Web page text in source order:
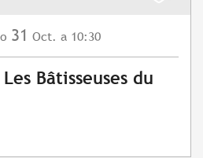
31 Oct. a 10:30
Bâtisseuses du